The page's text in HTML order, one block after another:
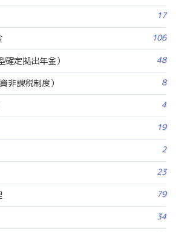
17
106
定拠出年金） 48
非課税制度） 8
4
19
2
23
79
34